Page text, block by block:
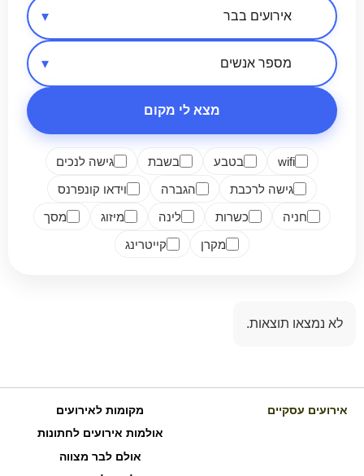
אזור בארץ
סיווג מקום
מספר אנשים
מצא לי מקום
wifi בטבע בשבת
גישה לנכים
גישה לרכבת
הגברה
וידאו קונפרנס
חניה
כשרות לינה מיזוג
מסך
מקרן
קייטרינג
לא נמצאו תוצאות.
אירועים עסקיים
מקומות לאירועים
אולמות אירועים לחתונות
אולם לבר מצווה